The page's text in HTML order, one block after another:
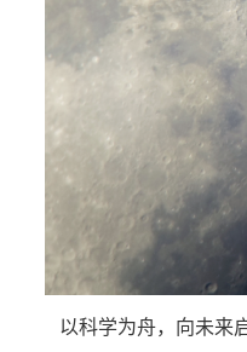
以科学为舟，向未来